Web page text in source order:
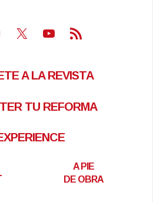
X Youtube
Feed RSS
A LA REVISTA
TU REFORMA
A PIE
DE OBRA